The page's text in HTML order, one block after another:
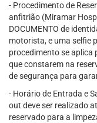
- Procedimento de
anfitrião (Miramar
DOCUMENTO de
motorista, e uma selfie
procedimento se
que constarem na
de segurança para
- Horário de Entrada e
out deve ser realizado
reservado para a